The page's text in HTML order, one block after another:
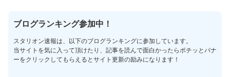
ブログランキング参加中！
スタリオン速報は、以下のブログランキングに参加しています。
当サイトを気に入って頂けたり、記事を読んで面白かったらポチッとバナ
ーをクリックしてもらえるとサイト更新の励みになります！